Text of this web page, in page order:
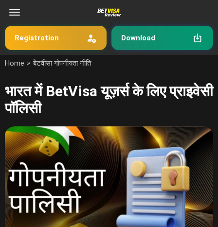
Registration Download
Home » बेटवीसा गोपनीयता नीति
भारत में BetVisa यूज़र्स के लिए प्राइवेसी
पॉलिसी